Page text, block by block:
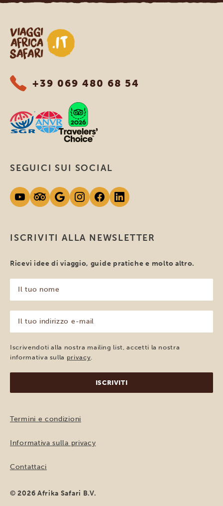
Viaggi Africa Safari
+39 069 480 68 54
ISCRIVITI ALLA NEWSLETTER
Ricevi idee di viaggio, guide pratiche e molto altro.
tuo
nome
(Obbligatorio)
tuo
indirizzo
e-
mail
Iscrivendoti alla nostra mailing list, accetti la nostra
informativa sulla privacy
SEGUICI SUI SOCIAL
Termini e condizioni
Informativa sulla privacy
Contattaci
© 2026 Afrika Safari B.V.